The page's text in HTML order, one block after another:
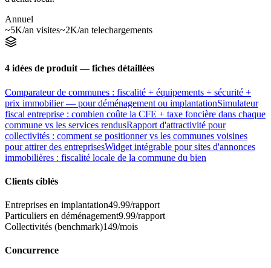
Annuel
~5K/an visites~2K/an telechargements
4 idées de produit — fiches détaillées
Comparateur de communes : fiscalité + équipements + sécurité +
prix immobilier — pour déménagement ou implantationSimulateur
fiscal entreprise : combien coûte la CFE + taxe foncière dans chaque
commune vs les services rendusRapport d'attractivité pour
collectivités : comment se positionner vs les communes voisines
pour attirer des entreprisesWidget intégrable pour sites d'annonces
immobilières : fiscalité locale de la commune du bien
Clients ciblés
Entreprises en implantation49.99/rapport
Particuliers en déménagement9.99/rapport
Collectivités (benchmark)149/mois
Concurrence